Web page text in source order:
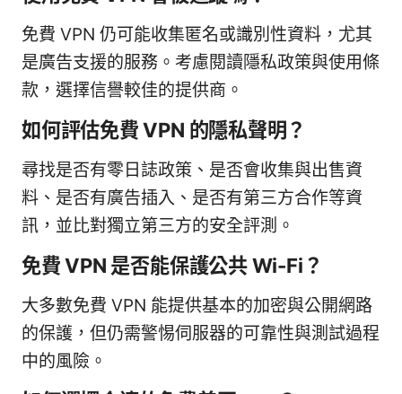
免費 VPN 仍可能收集匿名或識別性資料，尤其
是廣告支援的服務。考慮閱讀隱私政策與使用條
款，選擇信譽較佳的提供商。
如何評估免費 VPN 的隱私聲明？
尋找是否有零日誌政策、是否會收集與出售資
料、是否有廣告插入、是否有第三方合作等資
訊，並比對獨立第三方的安全評測。
免費 VPN 是否能保護公共 Wi-Fi？
大多數免費 VPN 能提供基本的加密與公開網路
的保護，但仍需警惕伺服器的可靠性與測試過程
中的風險。